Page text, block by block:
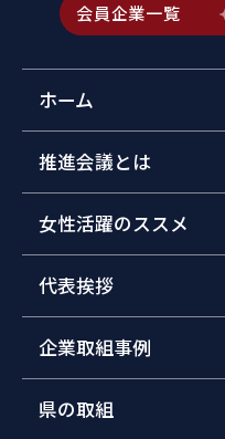
会員企業一覧
ホーム
推進会議とは
女性活躍のススメ
代表挨拶
企業取組事例
県の取組